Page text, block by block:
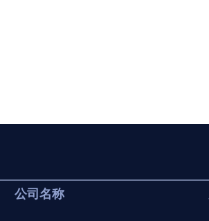
公司名称